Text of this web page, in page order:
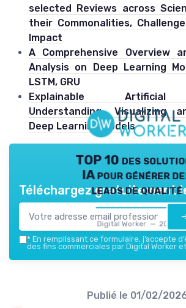
selected Reviews across
their Commonalities,
Impact
A Comprehensive Overview
Analysis on Deep Learning
LSTM, GRU
Explainable Artificial
Understanding, Visualizing
Deep Learning Models
TOP 10 des
IA pour générer
leads de qualité
Digital Worker — 2026
Téléchargez gratuitement
* En remplissant ce formulaire, j’accepte
des fins commerciales par Digital Worker
Publié le 01/02/